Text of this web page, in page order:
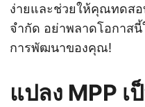
ง่ายและช่วยให้คุณทดส
จำกัด อย่าพลาดโอกาส
การพัฒนาของคุณ!
แปลง MPP เ